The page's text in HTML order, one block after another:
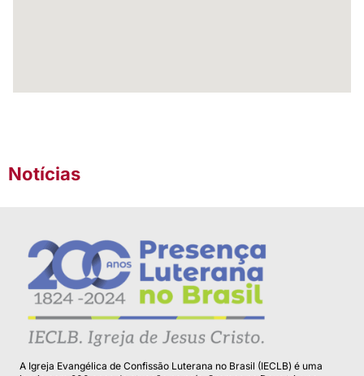
Notícias
A Igreja Evangélica de Confissão Luterana no Brasil (IECLB) é uma